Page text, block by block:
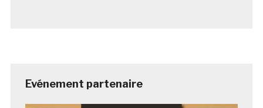
Evénement partenaire